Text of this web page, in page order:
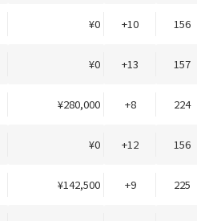
¥0 +10 156
¥0 +13 157
¥280,000 +8 224
¥0 +12 156
¥142,500 +9 225